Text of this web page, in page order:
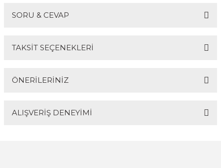
SORU & CEVAP
TAKSİT SEÇENEKLERİ
ÖNERİLERİNİZ
Bu ürünün fiyat bilgisi, resim, ürün açıklamalarında ve
ALIŞVERİŞ DENEYİMİ